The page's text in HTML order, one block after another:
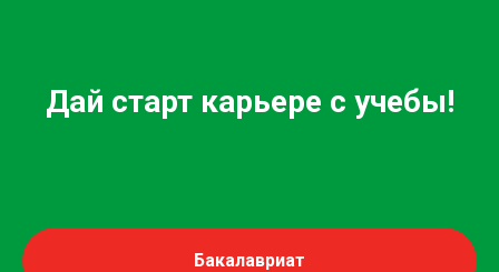
Бакалавриат